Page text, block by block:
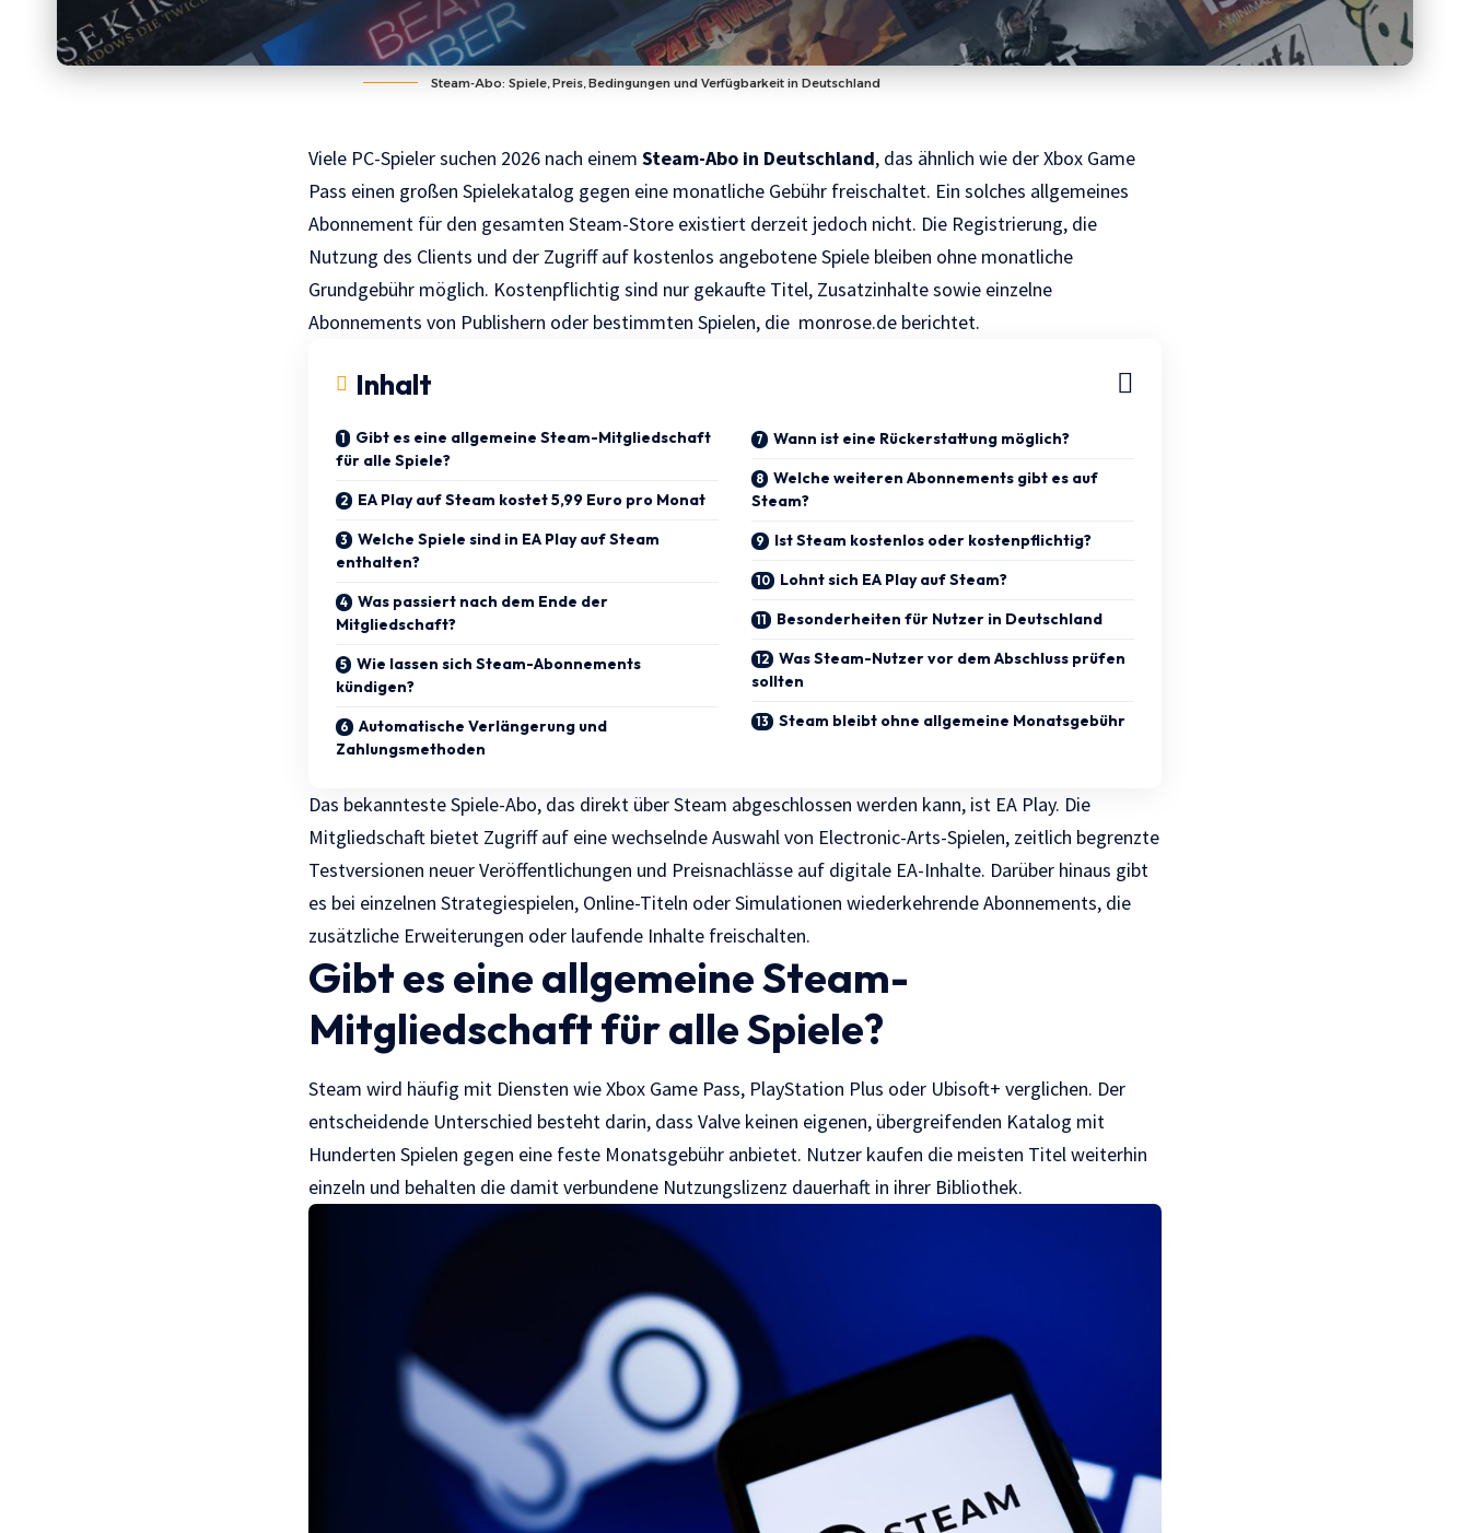
Steam-Abo: Spiele, Preis, Bedingungen und Verfügbarkeit in Deutschland
Viele PC-Spieler suchen 2026 nach einem Steam-Abo in Deutschland, das ähnlich wie der Xbox Game
Pass einen großen Spielekatalog gegen eine monatliche Gebühr freischaltet. Ein solches allgemeines
Abonnement für den gesamten Steam-Store existiert derzeit jedoch nicht. Die Registrierung, die
Nutzung des Clients und der Zugriff auf kostenlos angebotene Spiele bleiben ohne monatliche
Grundgebühr möglich. Kostenpflichtig sind nur gekaufte Titel, Zusatzinhalte sowie einzelne
Abonnements von Publishern oder bestimmten Spielen, die monrose.de berichtet.
Inhalt
Gibt es eine allgemeine Steam-Mitgliedschaft
für alle Spiele?
EA Play auf Steam kostet 5,99 Euro pro Monat
Welche Spiele sind in EA Play auf Steam
enthalten?
Was passiert nach dem Ende der
Mitgliedschaft?
Wie lassen sich Steam-Abonnements
kündigen?
Automatische Verlängerung und
Zahlungsmethoden
Wann ist eine Rückerstattung möglich?
Welche weiteren Abonnements gibt es auf
Steam?
Ist Steam kostenlos oder kostenpflichtig?
Lohnt sich EA Play auf Steam?
Besonderheiten für Nutzer in Deutschland
Was Steam-Nutzer vor dem Abschluss prüfen
sollten
Steam bleibt ohne allgemeine Monatsgebühr
Das bekannteste Spiele-Abo, das direkt über Steam abgeschlossen werden kann, ist EA Play. Die
Mitgliedschaft bietet Zugriff auf eine wechselnde Auswahl von Electronic-Arts-Spielen, zeitlich begrenzte
Testversionen neuer Veröffentlichungen und Preisnachlässe auf digitale EA-Inhalte. Darüber hinaus gibt
es bei einzelnen Strategiespielen, Online-Titeln oder Simulationen wiederkehrende Abonnements, die
zusätzliche Erweiterungen oder laufende Inhalte freischalten.
Gibt es eine allgemeine Steam-
Mitgliedschaft für alle Spiele?
Steam wird häufig mit Diensten wie Xbox Game Pass, PlayStation Plus oder Ubisoft+ verglichen. Der
entscheidende Unterschied besteht darin, dass Valve keinen eigenen, übergreifenden Katalog mit
Hunderten Spielen gegen eine feste Monatsgebühr anbietet. Nutzer kaufen die meisten Titel weiterhin
einzeln und behalten die damit verbundene Nutzungslizenz dauerhaft in ihrer Bibliothek.